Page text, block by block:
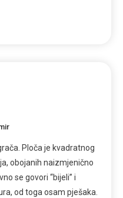
Ploča je kvadratnog
obojanih naizmjenično
se govori “bijeli” i
od toga osam pješaka.